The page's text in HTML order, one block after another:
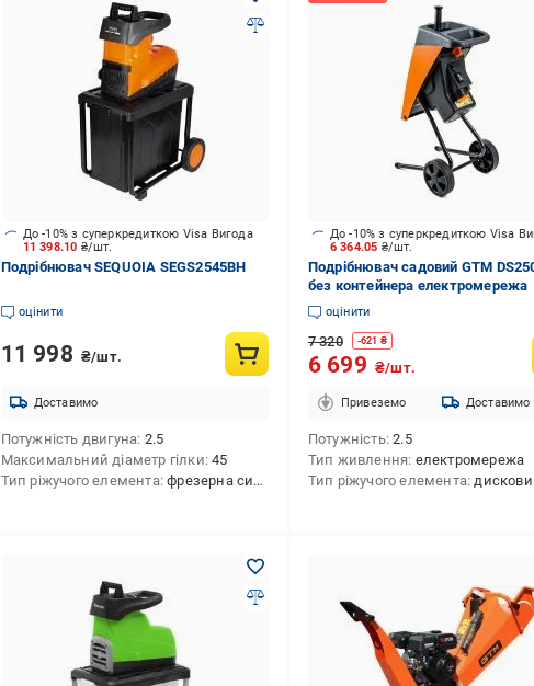
11 398.10 ₴/шт.
До -10% з суперкредиткою Visa Вигода
Подрібнювач SEQUOIA SEGS2545BH
оцінити
11 998 ₴/шт.
Доставимо
Потужність двигуна 2.5
Максимальний діаметр гілки 45
Тип ріжучого елемента фрезерна система
6 364.05 ₴/шт.
До -10% з суперкредиткою Visa
Подрібнювач садовий GTM
без контейнера електромережа
оцінити
7 320 -621 ₴
6 699 ₴/шт.
Привеземо Доставимо
Потужність 2.5
Тип живлення електромережа
Тип ріжучого елемента